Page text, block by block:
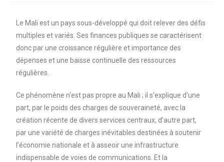
Le Mali est un pays sous-développé qui doit relever des défis
multiples et variés. Ses finances publiques se caractérisent
donc par une croissance régulière et importance des
dépenses et une baisse continuelle des ressources
régulières.
Ce phénomène n‘est pas propre au Mali ; il s’explique d‘une
part, par le poids des charges de souveraineté, avec la
création récente de divers services centraux, d’autre part,
par une variété de charges inévitables destinées à soutenir
l’économie nationale et à asseoir une infrastructure
indispensable de voies de communications. Et la